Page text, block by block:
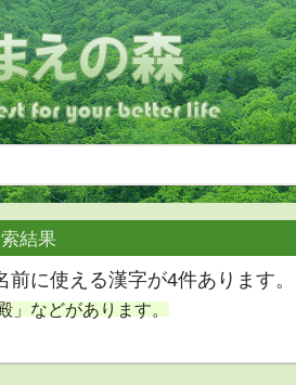
結果
前に使える漢字が4件あります。
」などがあります。